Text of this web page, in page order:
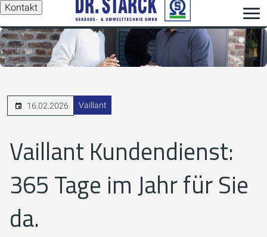
Kontakt
16.02.2026 Vaillant
Vaillant Kundendienst:
365 Tage im Jahr für Sie
da.